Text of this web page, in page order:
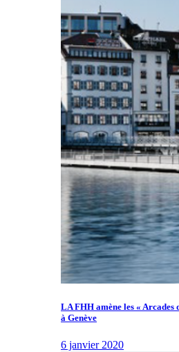
LA FHH amène les « Arcades
à Genève
6 janvier 2020